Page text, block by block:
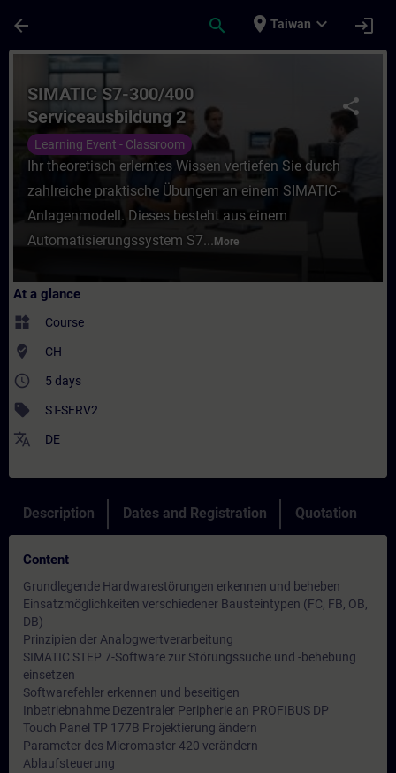
arrow_back search place Taiwan expand_more login
Course - SIMATIC S7-300/400
share
SIMATIC S7-300/400
Serviceausbildung 2
Learning Event - Classroom
Ihr theoretisch erlerntes Wissen vertiefen Sie durch
zahlreiche praktische Übungen an einem SIMATIC-
Anlagenmodell. Dieses besteht aus einem
Automatisierungssystem S7... More
At a glance
widgets Course
where_to_vote CH
access_time 5 days
sell ST-SERV2
translate DE
Description Dates and Registration Quotation
Content
Grundlegende Hardwarestörungen erkennen und beheben
Einsatzmöglichkeiten verschiedener Bausteintypen (FC, FB, OB,
DB)
Prinzipien der Analogwertverarbeitung
SIMATIC STEP 7-Software zur Störungssuche und -behebung
einsetzen
Softwarefehler erkennen und beseitigen
Inbetriebnahme Dezentraler Peripherie an PROFIBUS DP
Touch Panel TP 177B Projektierung ändern
Parameter des Micromaster 420 verändern
Ablaufsteuerung